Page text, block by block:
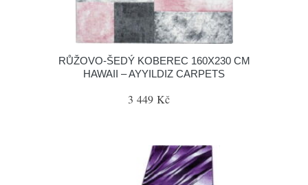
RŮŽOVO-ŠEDÝ KOBEREC 160X230 CM
HAWAII – AYYILDIZ CARPETS
3 449 Kč